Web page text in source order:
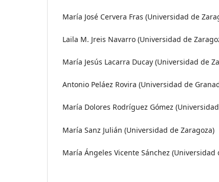
María José Cervera Fras (Universidad de
Laila M. Jreis Navarro (Universidad de
María Jesús Lacarra Ducay (Universidad de
Antonio Peláez Rovira (Universidad de
María Dolores Rodríguez Gómez
María Sanz Julián (Universidad de Zaragoza)
María Ángeles Vicente Sánchez (Universidad